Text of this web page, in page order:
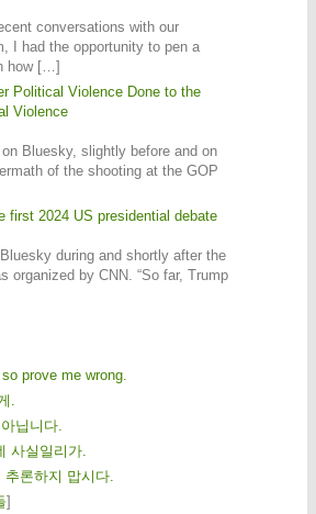
conversations with our
I had the opportunity to pen a
how […]
Political Violence Done to the
Violence
Bluesky, slightly before and on
of the shooting at the GOP
first 2024 US presidential debate
during and shortly after the
organized by CNN. “So far, Trump
prove me wrong.
.
닙니다.
사실일리가.
론하지 맙시다.
]